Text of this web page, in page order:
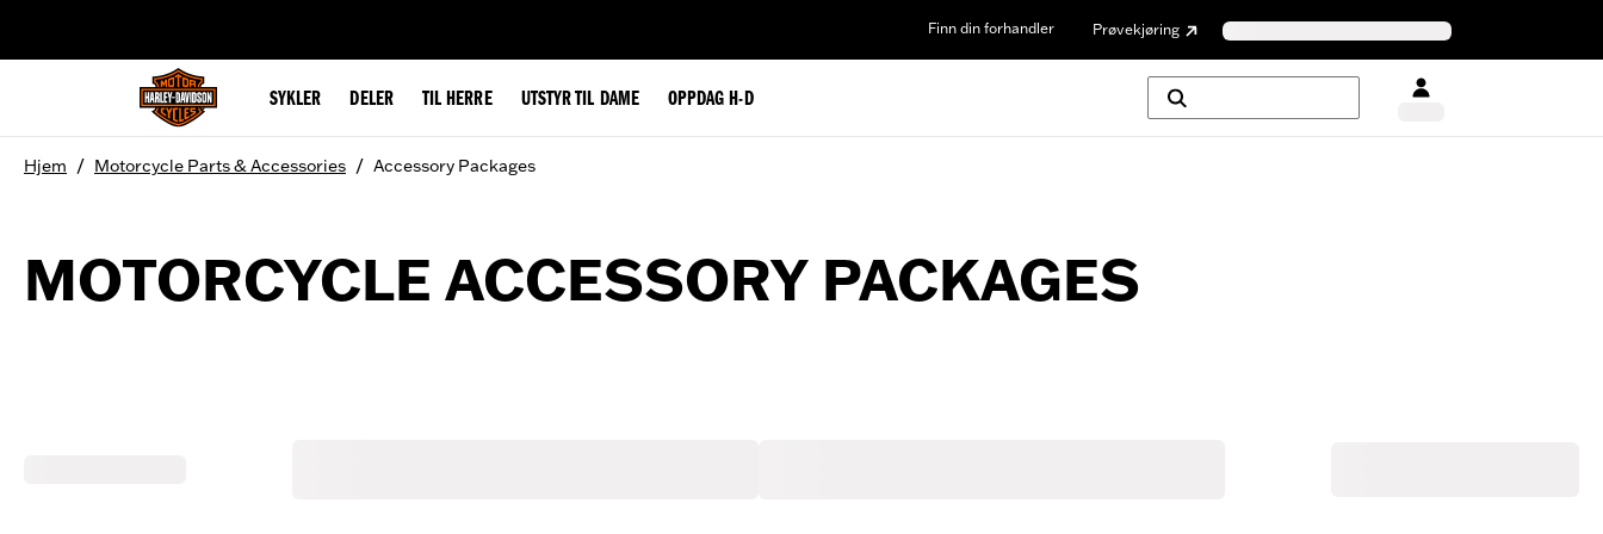
Finn din forhandler Prøvekjøring
SYKLER DELER TIL HERRE UTSTYR TIL DAME OPPDAG H-D
Hjem / Motorcycle Parts & Accessories / Accessory Packages
MOTORCYCLE ACCESSORY PACKAGES